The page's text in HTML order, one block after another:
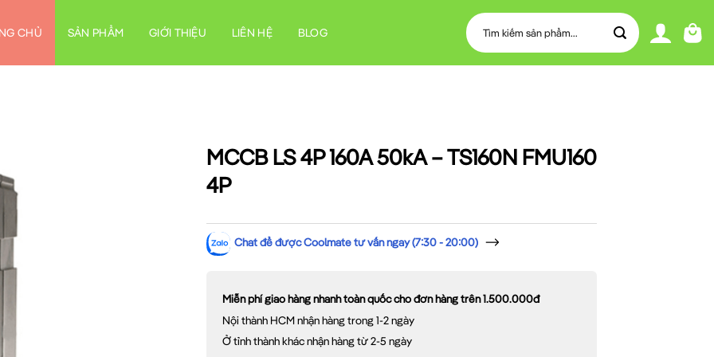
CHỦ SẢN PHẨM GIỚI THIỆU LIÊN HỆ BLOG
Tìm
kiếm:
MCCB LS 4P 160A 50kA – TS160N FMU160
4P
Chat để được Coolmate tư vấn ngay (7:30 - 20:00)
Miễn phí giao hàng nhanh toàn quốc cho đơn hàng trên 1.500.000đ
Nội thành HCM nhận hàng trong 1-2 ngày
Ở tỉnh thành khác nhận hàng từ 2-5 ngày